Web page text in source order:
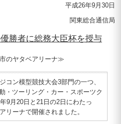
平成26年9月30日
関東総合通信局
勝者に総務大臣杯を授与
のヤタベアリーナ≫
ン模型競技大会3部門の一つ、
・ツーリング・カー・スポーツク
9月20日と21日の2日にわたっ
リーナで開催されました。